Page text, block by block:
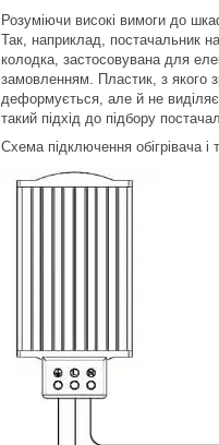
Розуміючи високі вимоги до
Так, наприклад, постачальник
колодка, застосовувана для
замовленням. Пластик, з якого
деформується, але й не
такий підхід до підбору
Схема підключення обігрівача і